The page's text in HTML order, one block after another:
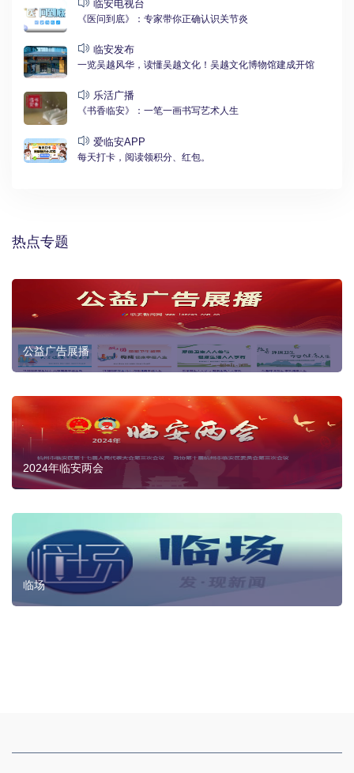
临安电视台
《医问到底》：专家带你正确认识关节炎
临安发布
一览吴越风华，读懂吴越文化！吴越文化博物馆建成开馆
乐活广播
《书香临安》：一笔一画书写艺术人生
爱临安APP
每天打卡，阅读领积分、红包。
热点专题
公益广告展播
2024年临安两会
临场